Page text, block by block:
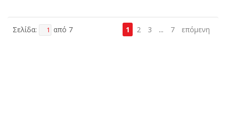
Σελίδα: από 7 1 2 3 ... 7 επόμενη